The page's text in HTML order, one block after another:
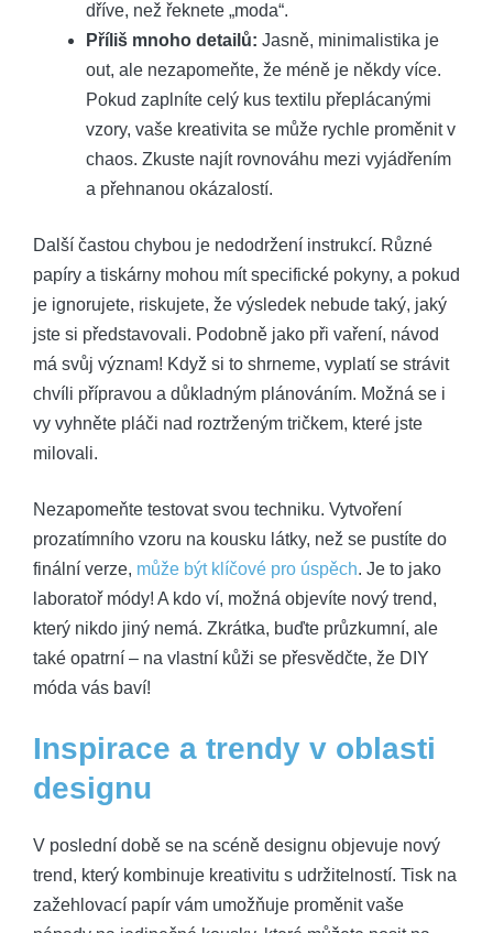
dříve, než řeknete „moda“.
Příliš mnoho detailů: Jasně, minimalistika je
out, ale nezapomeňte, že méně je někdy více.
Pokud zaplníte celý kus textilu přeplácanými
vzory, vaše kreativita se může rychle proměnit v
chaos. Zkuste najít rovnováhu mezi vyjádřením
a přehnanou okázalostí.
Další častou chybou je nedodržení instrukcí. Různé
papíry a tiskárny mohou mít specifické pokyny, a pokud
je ignorujete, riskujete, že výsledek nebude taký, jaký
jste si představovali. Podobně jako při vaření, návod
má svůj význam! Když si to shrneme, vyplatí se strávit
chvíli přípravou a důkladným plánováním. Možná se i
vy vyhněte pláči nad roztrženým tričkem, které jste
milovali.
Nezapomeňte testovat svou techniku. Vytvoření
prozatímního vzoru na kousku látky, než se pustíte do
finální verze, může být klíčové pro úspěch. Je to jako
laboratoř módy! A kdo ví, možná objevíte nový trend,
který nikdo jiný nemá. Zkrátka, buďte průzkumní, ale
také opatrní – na vlastní kůži se přesvědčte, že DIY
móda vás baví!
Inspirace a trendy v oblasti
designu
V poslední době se na scéně designu objevuje nový
trend, který kombinuje kreativitu s udržitelností. Tisk na
zažehlovací papír vám umožňuje proměnit vaše